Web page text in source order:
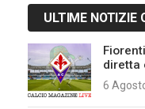
ULTIME NOTIZIE
diretta
6